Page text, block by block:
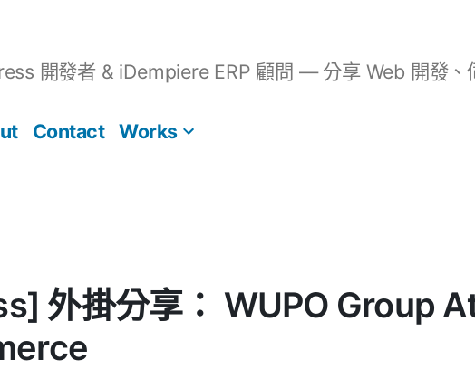
開發者 & iDempiere ERP 顧問 — 分享 Web 開發、
Contact Works
外掛分享： WUPO Group